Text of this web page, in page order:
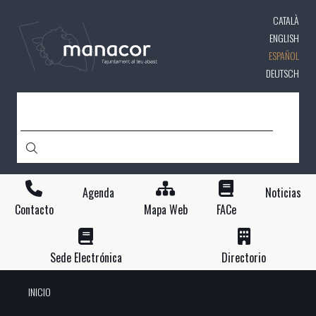
contenido
principal
CATALÀ
ENGLISH
ESPAÑOL
DEUTSCH
Contacto
Agenda
Mapa Web
FACe
Noticias
Sede Electrónica Directorio
INICIO